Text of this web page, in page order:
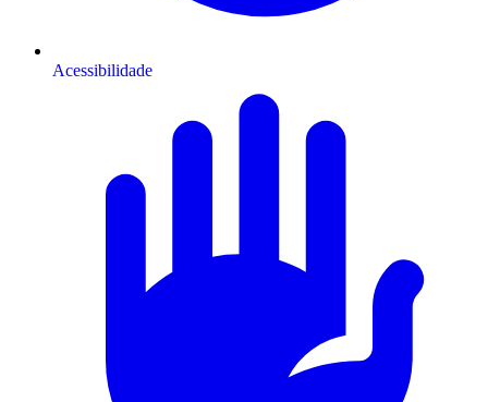
Acessibilidade